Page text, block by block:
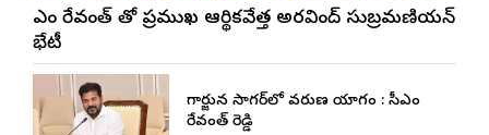
సీఎం రేవంత్ తో ప్రముఖ ఆర్థికవేత్త అరవింద్‌ సుబ్రమణియన్
భేటీ
నాగార్జున సాగ‌ర్‌లో వరుణ యాగం : సీఎం
రేవంత్ రెడ్డి